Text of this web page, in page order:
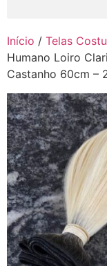
Início / Telas
Humano Loiro
Castanho 60cm –